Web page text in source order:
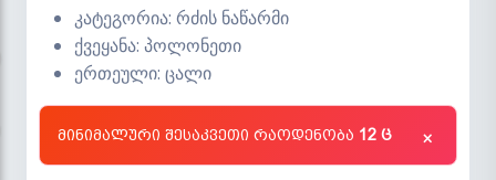
კატეგორია: რძის ნაწარმი
ქვეყანა: პოლონეთი
ერთეული: ცალი
მინიმალური შესაკვეთი რაოდენობა 12 ც ×